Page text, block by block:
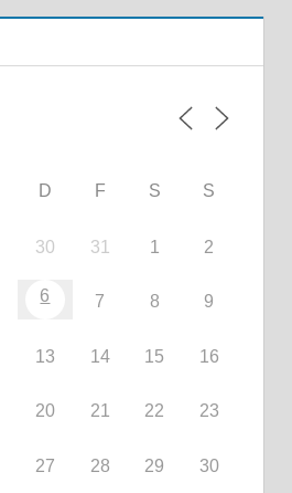
D F S S
30 31 1 2
6 7 8 9
13 14 15 16
20 21 22 23
27 28 29 30